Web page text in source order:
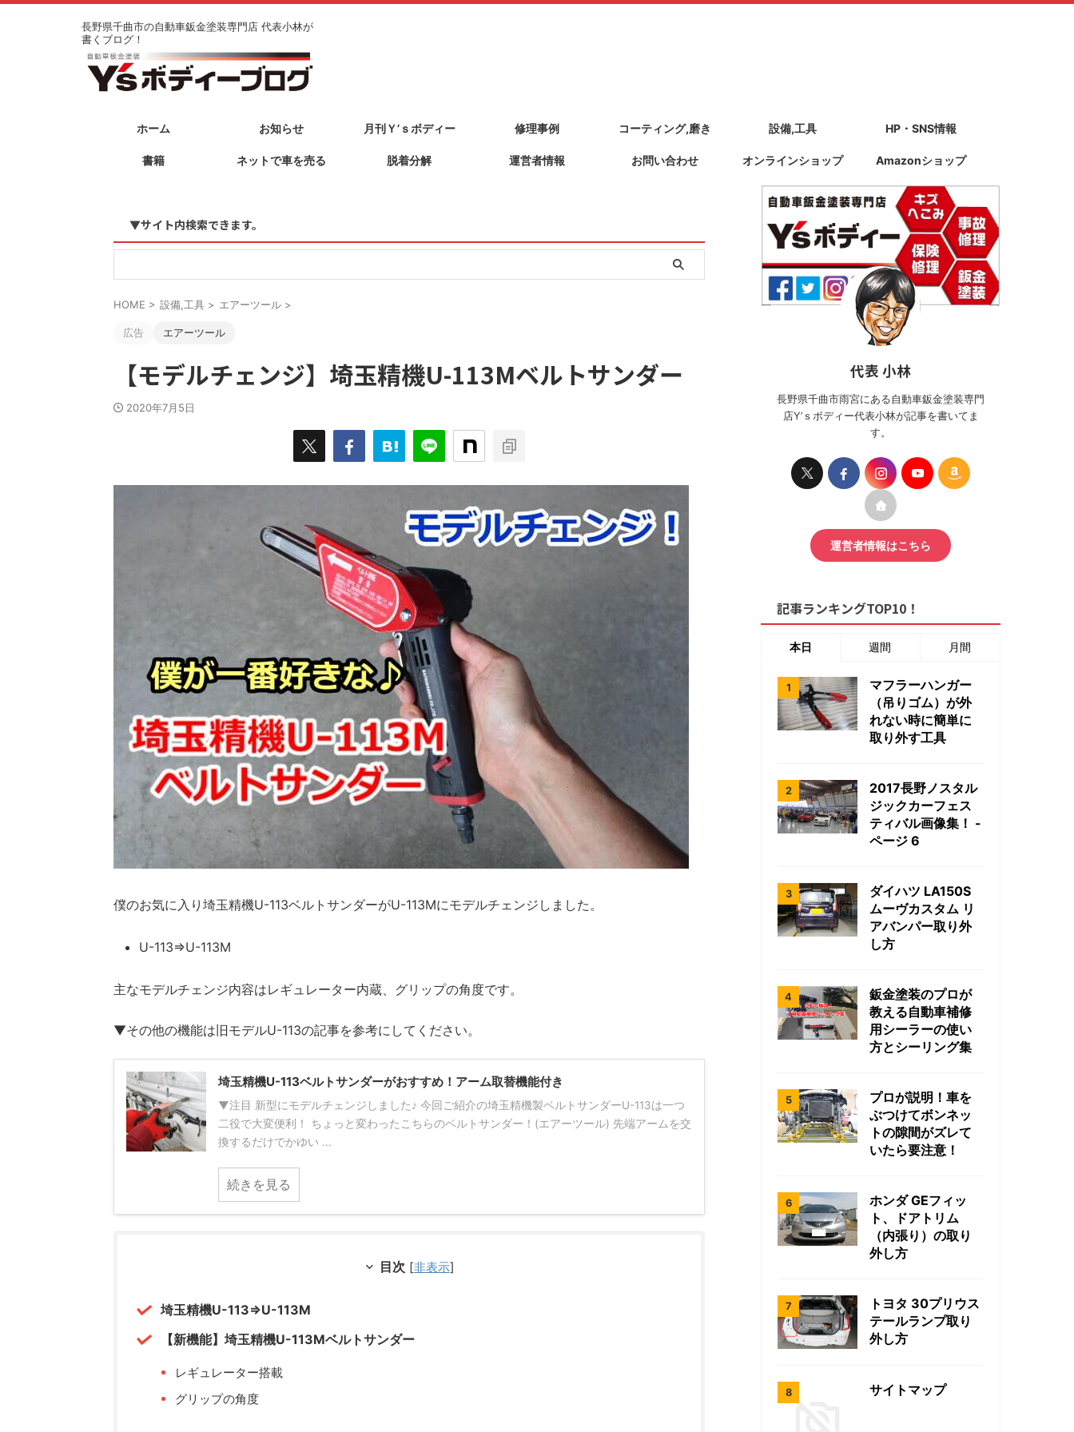
長野県千曲市の自動車鈑金塗装専門店 代表小林が
書くブログ！
ホーム お知らせ 月刊Ｙ’ｓボディー 修理事例 コーティング,磨き 設備,工具 HP・SNS情報
書籍 ネットで車を売る 脱着分解 運営者情報 お問い合わせ オンラインショップ Amazonショップ
▼サイト内検索できます。
HOME > 設備,工具 > エアーツール >
広告 エアーツール
【モデルチェンジ】埼玉精機U-113Mベルトサンダー
2020年7月5日
僕のお気に入り埼玉精機U-113ベルトサンダーがU-113Mにモデルチェンジしました。
U-113⇒U-113M
主なモデルチェンジ内容はレギュレーター内蔵、グリップの角度です。
▼その他の機能は旧モデルU-113の記事を参考にしてください。
埼玉精機U-113ベルトサンダーがおすすめ！アーム取替機能付き
▼注目 新型にモデルチェンジしました♪ 今回ご紹介の埼玉精機製ベルトサンダーU-113は一つ
二役で大変便利！ ちょっと変わったこちらのベルトサンダー！(エアーツール) 先端アームを交
換するだけでかゆい ...
続きを見る
目次 [非表示]
埼玉精機U-113⇒U-113M
【新機能】埼玉精機U-113Mベルトサンダー
レギュレーター搭載
グリップの角度
代表 小林
長野県千曲市雨宮にある自動車鈑金塗装専門
店Y’ｓボディー代表小林が記事を書いてま
す。
運営者情報はこちら
記事ランキングTOP10！
本日 週間 月間
マフラーハンガー
（吊りゴム）が外
れない時に簡単に
取り外す工具
2017長野ノスタル
ジックカーフェス
ティバル画像集！ -
ページ 6
ダイハツ LA150S
ムーヴカスタム リ
アバンパー取り外
し方
鈑金塗装のプロが
教える自動車補修
用シーラーの使い
方とシーリング集
プロが説明！車を
ぶつけてボンネッ
トの隙間がズレて
いたら要注意！
ホンダ GEフィッ
ト、ドアトリム
（内張り）の取り
外し方
トヨタ 30プリウス
テールランプ取り
外し方
サイトマップ